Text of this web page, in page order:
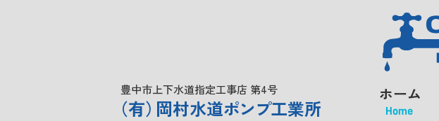
豊中市上下水道指定工事店 第4号
（有） 岡村水道ポンプ工業所
ホーム
Home